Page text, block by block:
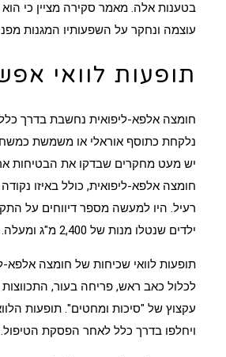
בטענות אלה. מאמר סקירה מציין כי הוא
עוצמה ונחקר על השפעותיו המגנות
תופעות לוואי
חומצה אלפא-ליפואית נחשבת בדרך
נלקחת כתוסף אוראלי או משמשת
יש מעט מחקרים שבדקו את הבטיחות
חומצה אלפא-ליפואית, כולל באיזו
רעיל. היו למעשה מספר דיווחים על
ילדים שנטלו מנות של 2,400 מ"ג ומעלה.
תופעות לוואי שכיחות של חומצה אלפא-
לכלול כאב ראש, פריחה בעור,
עקצוץ של "סיכות ומחטים". תופעות
ויחלפו בדרך כלל לאחר הפסקת הטיפול.